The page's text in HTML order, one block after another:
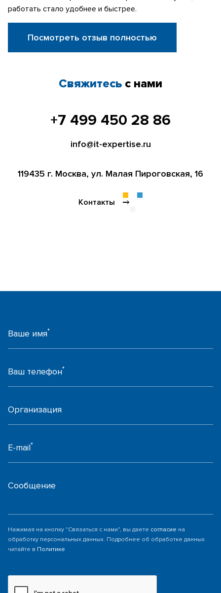
работать стало удобнее и быстрее.
Посмотреть отзыв полностью
Свяжитесь с нами
+7 499 450 28 86
info@it-expertise.ru
119435 г. Москва, ул. Малая Пироговская, 16
Контакты
Ваше имя*
Ваш телефон*
Организация
E-mail*
Сообщение
Нажимая на кнопку "Связаться с нами", вы даете согласие на
обработку персональных данных. Подробнее об обработке данных
читайте в Политике